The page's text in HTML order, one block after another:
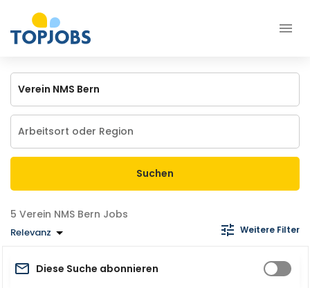
Suchen
Verein NMS Bern Jobs
Relevanz Weitere Filter
Diese Suche abonnieren